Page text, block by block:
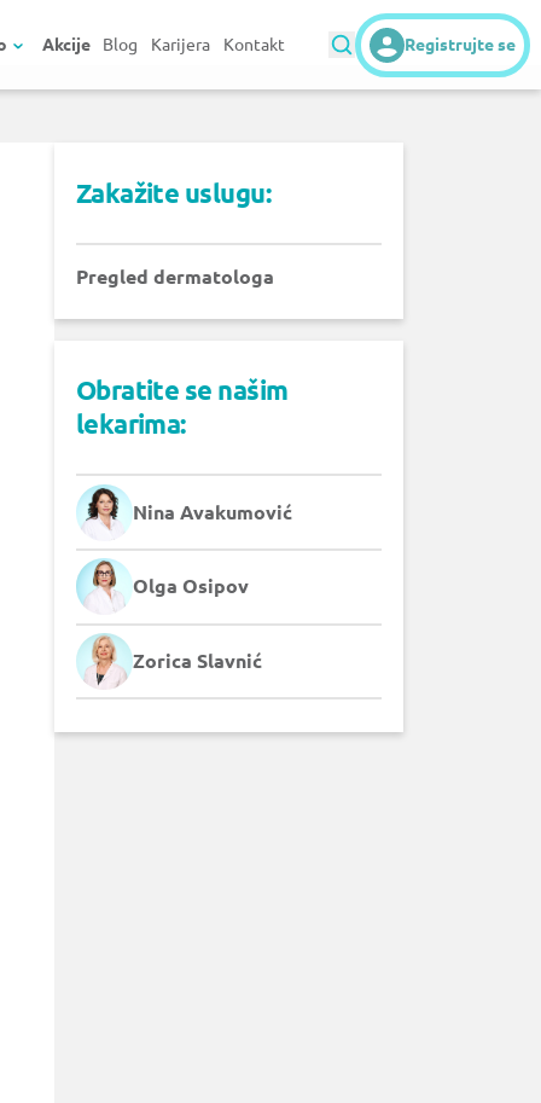
Akcije Blog Karijera Kontakt Registrujte se
Zakažite uslugu:
Pregled dermatologa
Obratite se našim
lekarima:
Nina Avakumović
Olga Osipov
Zorica Slavnić